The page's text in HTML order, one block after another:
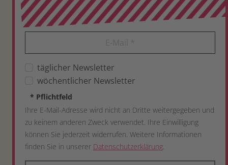
täglicher Newsletter
wöchentlicher Newsletter
* Pflichtfeld
Ihre E-Mail-Adresse wird nicht an Dritte weitergegeben und
zu keinem anderen Zweck verwendet. Ihre Einwilligung
können Sie jederzeit widerrufen. Weitere Informationen
finden Sie in unserer Datenschutzerklärung.